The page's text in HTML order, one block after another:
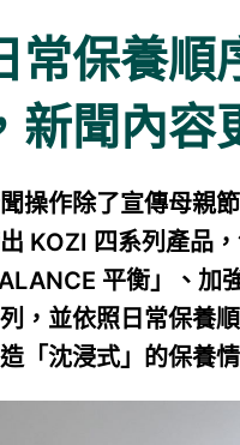
常保養順
新聞內容
操作除了宣傳母親
KOZI 四系列產品
平衡」、
，並依照日常保養
「沈浸式」的保養